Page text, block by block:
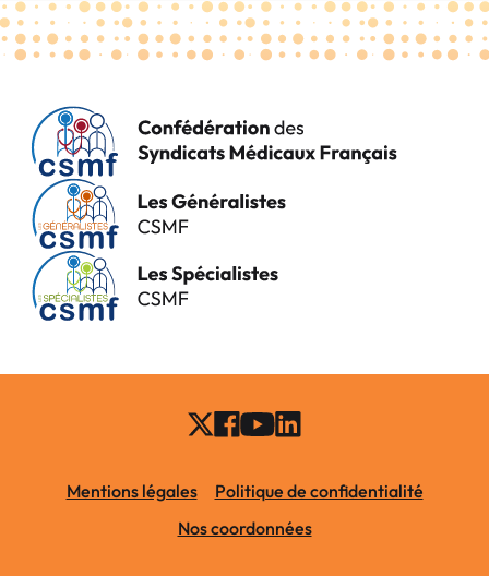
Mentions légales
Politique de confidentialité
Nos coordonnées